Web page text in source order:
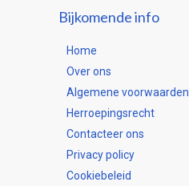
Bijkomende info
Home
Over ons
Algemene voorwaarden
Herroepingsrecht
Contacteer ons
Privacy policy
Cookiebeleid